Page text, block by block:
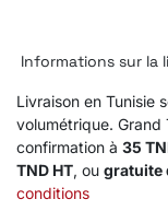
Informations sur la
Livraison en Tunisie
volumétrique. Grand
confirmation à 35
TND HT, ou gratuite
conditions